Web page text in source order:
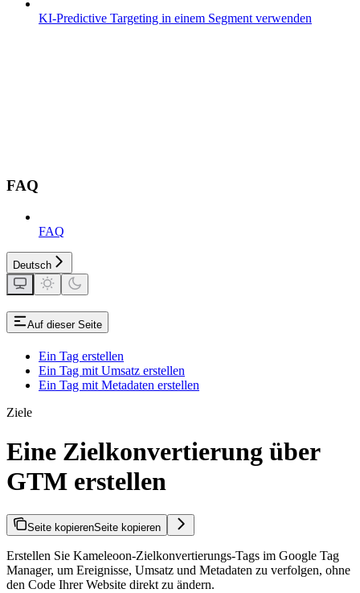
KI-Predictive Targeting in einem Segment verwenden
FAQ
FAQ
Deutsch
Auf dieser Seite
Ein Tag erstellen
Ein Tag mit Umsatz erstellen
Ein Tag mit Metadaten erstellen
Ziele
Eine Zielkonvertierung über
GTM erstellen
Seite kopierenSeite kopieren
Erstellen Sie Kameleoon-Zielkonvertierungs-Tags im Google Tag
Manager, um Ereignisse, Umsatz und Metadaten zu verfolgen, ohne
den Code Ihrer Website direkt zu ändern.